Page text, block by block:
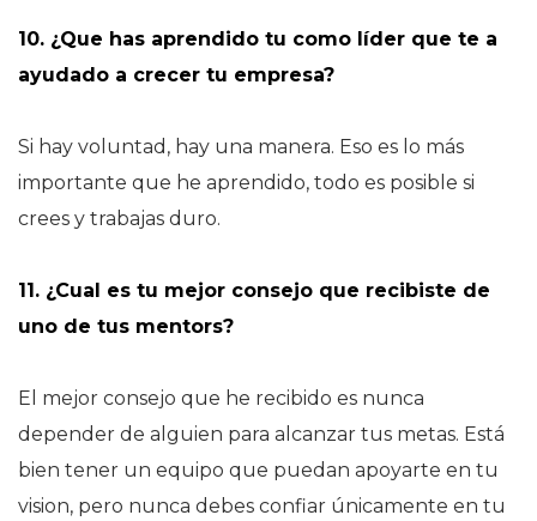
10. ¿Que has aprendido tu como líder que te a
ayudado a crecer tu empresa?
Si hay voluntad, hay una manera. Eso es lo más
importante que he aprendido, todo es posible si
crees y trabajas duro.
11. ¿Cual es tu mejor consejo que recibiste de
uno de tus mentors?
El mejor consejo que he recibido es nunca
depender de alguien para alcanzar tus metas. Está
bien tener un equipo que puedan apoyarte en tu
vision, pero nunca debes confiar únicamente en tu